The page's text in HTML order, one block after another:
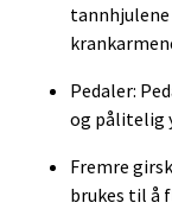
tannhjulene
Pedaler:
og pålitelig
Fremre
brukes til å